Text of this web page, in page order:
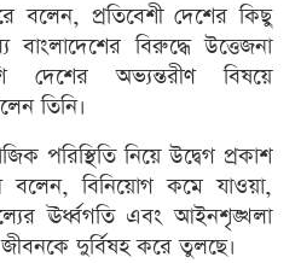
প্রতিবেশী দেশের কিছু
বাংলাদেশের বিরুদ্ধে উত্তেজনা
দেশের অভ্যন্তরীণ বিষয়ে
তিনি।
পরিস্থিতি নিয়ে উদ্বেগ প্রকাশ
বলেন, বিনিয়োগ কমে যাওয়া,
ঊর্ধ্বগতি এবং আইনশৃঙ্খলা
জীবনকে দুর্বিষহ করে তুলছে।